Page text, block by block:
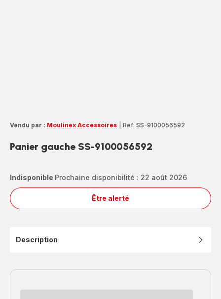
Vendu par : Moulinex Accessoires Ref: SS-9100056592
Panier gauche SS-9100056592
Indisponible Prochaine disponibilité : 22 août 2026
Être alerté
Panier
gauche
Description